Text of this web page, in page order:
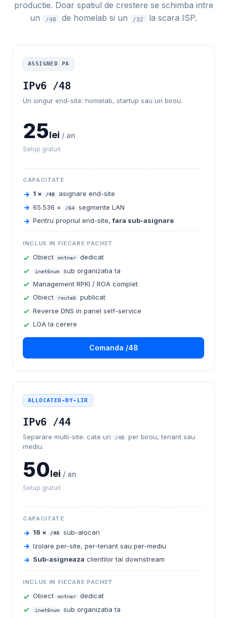
productie. Doar spatiul de crestere se schimba intre
un
/48 de homelab si un /32 la scara ISP.
ASSIGNED PA
IPv6 /48
Un singur end-site: homelab, startup sau un birou.
25lei / an
Setup gratuit
CAPACITATE
1 × /48
asignare end-site
65.536 ×
/64
segmente LAN
Pentru propriul end-site,fara sub-asignare
INCLUS IN FIECARE PACHET
Obiect mntner dedicat
inet6num
sub organizatia ta
Management RPKI / ROA complet
Obiect
route6
publicat
Reverse DNS in panel self-service
LOA la cerere
Comanda /48
ALLOCATED-BY-LIR
IPv6 /44
Separare multi-site: cate un /48
per birou, tenant sau
mediu.
50lei / an
Setup gratuit
CAPACITATE
16 × /48
sub-alocari
Izolare per-site, per-tenant sau per-mediu
Sub-asigneaza clientilor tai downstream
INCLUS IN FIECARE PACHET
Obiect mntner dedicat
inet6num
sub organizatia ta